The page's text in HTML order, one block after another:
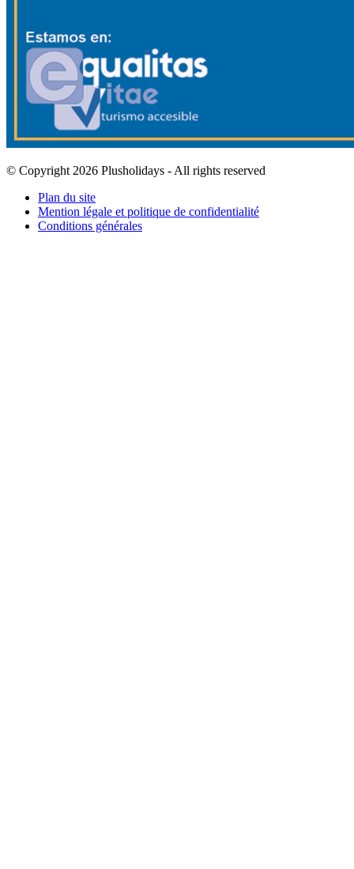
© Copyright 2026 Plusholidays - All rights reserved
Plan du site
Mention légale et politique de confidentialité
Conditions générales